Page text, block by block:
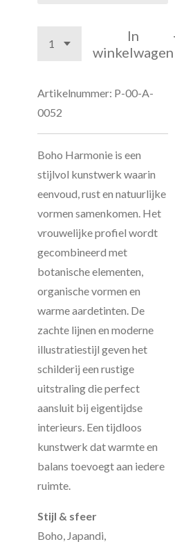
In
winkelwagen
Artikelnummer: P-00-A-
0052
Boho Harmonie is een
stijlvol kunstwerk waarin
eenvoud, rust en natuurlijke
vormen samenkomen. Het
vrouwelijke profiel wordt
gecombineerd met
botanische elementen,
organische vormen en
warme aardetinten. De
zachte lijnen en moderne
illustratiestijl geven het
schilderij een rustige
uitstraling die perfect
aansluit bij eigentijdse
interieurs. Een tijdloos
kunstwerk dat warmte en
balans toevoegt aan iedere
ruimte.
Stijl & sfeer
Boho, Japandi,